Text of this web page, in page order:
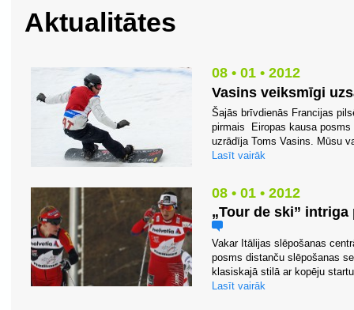
Aktualitātes
08 • 01 • 2012
Vasins veiksmīgi
Šajās brīvdienās Francijas
pirmais Eiropas kausa posms
uzrādīja Toms Vasins. Mūsu
Lasīt vairāk
08 • 01 • 2012
„Tour de ski”
Vakar Itālijas slēpošanas
posms distanču slēpošanas
klasiskajā stilā ar kopēju
Lasīt vairāk